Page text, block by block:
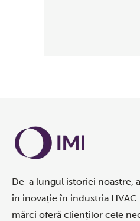
De-a lungul istoriei noastre,
în inovație în industria
mărci oferă clienților cele